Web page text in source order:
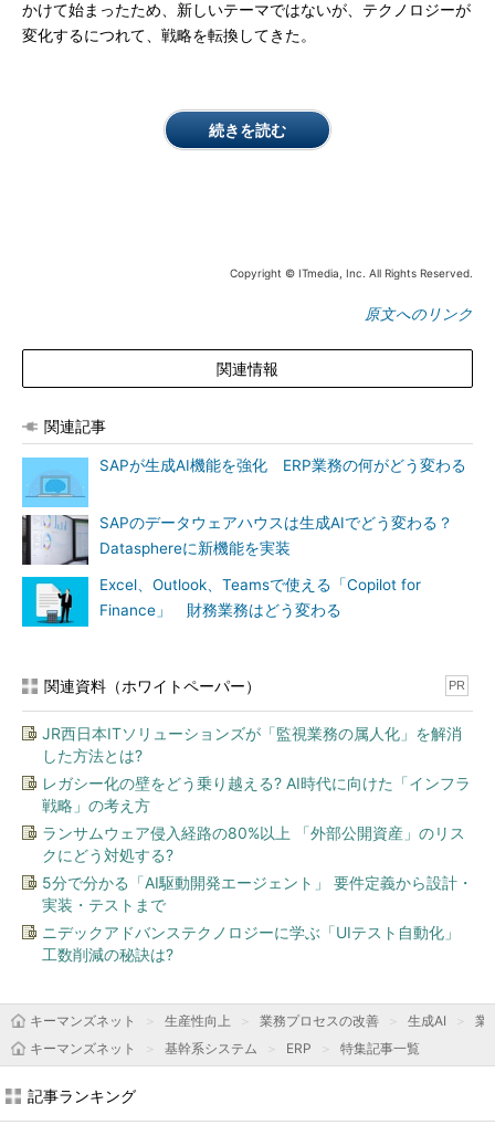
かけて始まったため、新しいテーマではないが、テクノロジーが
変化するにつれて、戦略を転換してきた。
続きを読む
Copyright © ITmedia, Inc. All Rights Reserved.
原文へのリンク
関連情報
関連記事
SAPが生成AI機能を強化 ERP業務の何がどう変わる
SAPのデータウェアハウスは生成AIでどう変わる？
Datasphereに新機能を実装
Excel、Outlook、Teamsで使える「Copilot for
Finance」 財務業務はどう変わる
関連資料（ホワイトペーパー） PR
JR西日本ITソリューションズが「監視業務の属人化」を解消
した方法とは?
レガシー化の壁をどう乗り越える? AI時代に向けた「インフラ
戦略」の考え方
ランサムウェア侵入経路の80%以上 「外部公開資産」のリス
クにどう対処する?
5分で分かる「AI駆動開発エージェント」 要件定義から設計・
実装・テストまで
ニデックアドバンステクノロジーに学ぶ「UIテスト自動化」
工数削減の秘訣は?
キーマンズネット 生産性向上 業務プロセスの改善 生成AI
業
キーマンズネット
基幹系システム ERP 特集記事一覧
記事ランキング